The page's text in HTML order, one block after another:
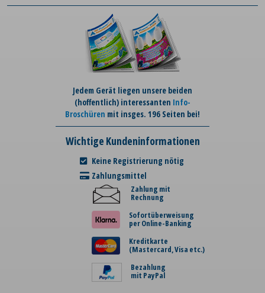
Jedem Gerät liegen unsere beiden
(hoffentlich) interessanten Info-
Broschüren mit insges. 196 Seiten bei!
Wichtige Kundeninformationen
Keine Registrierung nötig
Zahlungsmittel
Zahlung mit
Rechnung
Sofortüberweisung
per Online-Banking
Kreditkarte
(Mastercard, Visa etc.)
Bezahlung
mit PayPal